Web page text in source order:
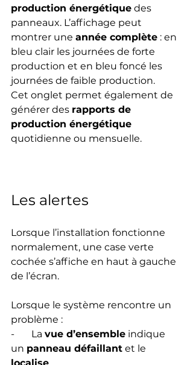
production énergétique des
panneaux. L’affichage peut
montrer une année complète : en
bleu clair les journées de forte
production et en bleu foncé les
journées de faible production.
Cet onglet permet également de
générer des rapports de
production énergétique
quotidienne ou mensuelle.
Les alertes
Lorsque l’installation fonctionne
normalement, une case verte
cochée s’affiche en haut à gauche
de l’écran.
Lorsque le système rencontre un
problème :
-       La vue d’ensemble indique
un panneau défaillant et le